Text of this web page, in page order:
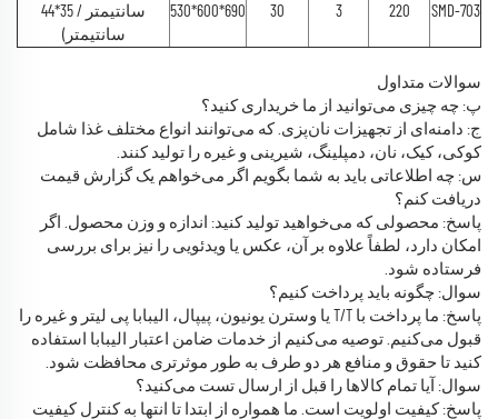
SMD-703
220
3
30
690*600*530
سانتیمتر / 35*44
سانتیمتر)
سوالات متداول
پ: چه چیزی می‌توانید از ما خریداری کنید؟
ج: دامنه‌ای از تجهیزات نان‌پزی. که می‌توانند انواع مختلف غذا شامل
کوکی، کیک، نان، دمپلینگ، شیرینی و غیره را تولید کنند.
س: چه اطلاعاتی باید به شما بگویم اگر می‌خواهم یک گزارش قیمت
دریافت کنم؟
پاسخ: محصولی که می‌خواهید تولید کنید: اندازه و وزن محصول. اگر
امکان دارد، لطفاً علاوه بر آن، عکس یا ویدئویی را نیز برای بررسی
فرستاده شود.
سوال: چگونه باید پرداخت کنیم؟
پاسخ: ما پرداخت با T/T یا وسترن یونیون، پیپال، الیبابا پی لیتر و غیره را
قبول می‌کنیم. توصیه می‌کنیم از خدمات ضامن اعتبار الیبابا استفاده
کنید تا حقوق و منافع هر دو طرف به طور موثرتری محافظت شود.
سوال: آیا تمام کالاها را قبل از ارسال تست می‌کنید؟
پاسخ: کیفیت اولویت است. ما همواره از ابتدا تا انتها به کنترل کیفیت